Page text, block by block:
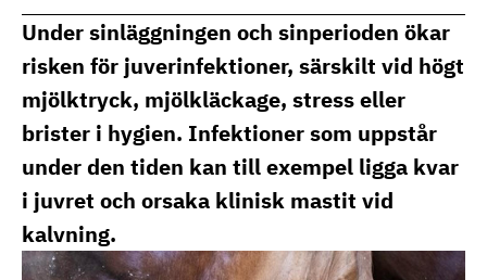
mjölkproduktion
elin.gertzell@ri.se
010 516 57 74
mjölkproduktion
Under sinläggningen och sinperioden ökar
risken för juverinfektioner, särskilt vid högt
mjölktryck, mjölkläckage, stress eller
brister i hygien. Infektioner som uppstår
under den tiden kan till exempel ligga kvar
i juvret och orsaka klinisk mastit vid
kalvning.